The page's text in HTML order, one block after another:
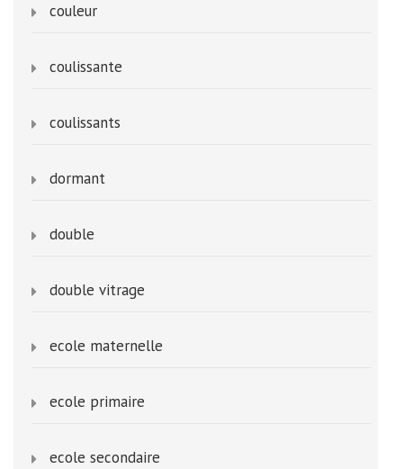
couleur
coulissante
coulissants
dormant
double
double vitrage
ecole maternelle
ecole primaire
ecole secondaire